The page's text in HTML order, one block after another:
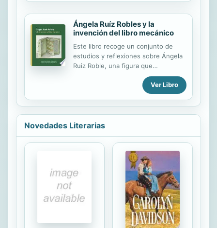
Ángela Ruíz Robles y la
invención del libro mecánico
Este libro recoge un conjunto de
estudios y reflexiones sobre Ángela
Ruiz Roble, una figura que
desgraciadamente es poco conocida.
Esta inventora anticipó con sus
proyectos las prestaciones y diseño
de los soportes de lectura actuales.
Su principal deseo era facilitar el
aprendizaje a los estudiantes que
beneficiarse de su magisterio. Dicha
aspiración, unida a su afán por
educar de una manera menos
tradicional y más interactiva y a su
inusual comprensión del lenguaje del
futuro, propiciaron que, en los
difíciles años inmediatamente
posteriores a la Guerra...
Ver Libro
Novedades Literarias